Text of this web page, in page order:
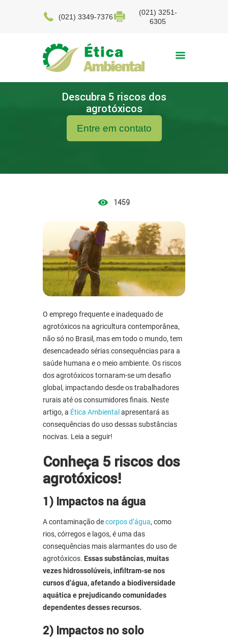
(021) 3349-7376
(021) 3251-
6305
Entre em contato
Descubra 5 riscos dos
agrotóxicos
1459
O emprego frequente e inadequado de
agrotóxicos na agricultura contemporânea,
não só no Brasil, mas em todo o mundo, tem
desencadeado sérias consequências para a
saúde humana e o meio ambiente. Os riscos
dos agrotóxicostornaram-se um desafio
global, impactando desde os trabalhadores
rurais até os consumidores finais. Neste
artigo, a Ética Ambientalapresentará as
consequências do uso dessas substâncias
nocivas. Leia a seguir!
Conheça 5 riscos dos
agrotóxicos!
1) Impactos na água
Acontaminação decorpos d’água, como
rios, córregos e lagos, é uma das
consequências mais alarmantes do uso de
agrotóxicos. Essas substâncias, muitas
vezes hidrossolúveis, infiltram-se nos
cursos d’água, afetando a biodiversidade
aquática e prejudicando comunidades
dependentes desses recursos.
2) Impactos no solo